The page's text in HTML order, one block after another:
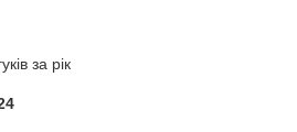
за рік